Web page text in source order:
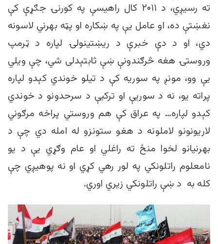
ته رسیږي، د ۲۰۱۱ کال راهیسې په کورنۍ جګړې کې
نغښتې ده، او عامل یې په ښکاره او پټه بهرني لاسونه
دي، او د دې خبرې د ریښتینولۍ لپاره د ټرمپ
وروستۍ هغه څرګندونې ښې ثابتېدلی شي، چې ویلي
یې وو، مونږ په سوریه کې د تیلو خوندي کېدو لپاره
پراته یو، نه د سوریې او ترکیې د سرحدونو د خوندي
کېدو لپاره… په عراق کې هم وروستي پراخه مرګوني
لاریونونو لاملونه د هغو ستونزو له امله دي چې د
بهرنیانو لخوا منځ ته راغلي او عام وګړي یې د یو
نامعلوم راتلونکي په لور رهي کړي او نه پوهیږي چې
کله به د ښې راتلونکي زیري اوري.